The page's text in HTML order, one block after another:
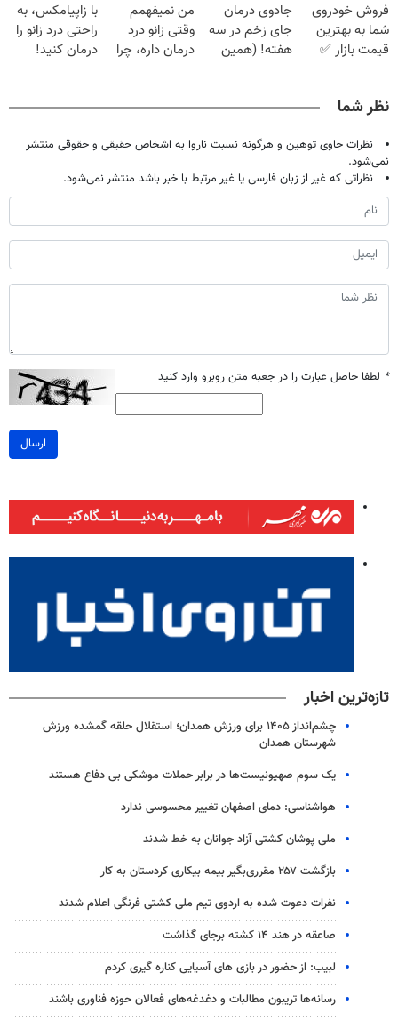
میلیون تومان!!!
خانگی
میلیون !
فروش خودروی
شما به بهترین
قیمت بازار ✅
جادوی درمان
جای زخم در سه
هفته! (همین
من نمیفهمم
وقتی زانو درد
درمان داره، چرا
با زاپیامکس، به
راحتی درد زانو را
درمان کنید!
نظر شما
نظرات حاوی توهین و هرگونه نسبت ناروا به اشخاص حقیقی و حقوقی منتشر
نمی‌شود.
نظراتی که غیر از زبان فارسی یا غیر مرتبط با خبر باشد منتشر نمی‌شود.
* لطفا حاصل عبارت را در جعبه متن روبرو وارد کنید
ارسال
تازه‌ترین اخبار
چشم‌انداز ۱۴۰۵ برای ورزش همدان؛ استقلال حلقه گمشده ورزش
شهرستان همدان
یک‌ سوم صهیونیست‌ها در برابر حملات موشکی بی دفاع هستند
هواشناسی: دمای اصفهان تغییر محسوسی ندارد
ملی پوشان کشتی آزاد جوانان به خط شدند
بازگشت ۲۵۷ مقرری‌بگیر بیمه بیکاری کردستان به کار
نفرات دعوت شده به اردوی تیم ملی کشتی فرنگی اعلام شدند
صاعقه در هند ۱۴ کشته برجای گذاشت
لبیب: از حضور در بازی های آسیایی کناره گیری کردم
رسانه‌ها تریبون مطالبات و دغدغه‌های فعالان حوزه فناوری باشند